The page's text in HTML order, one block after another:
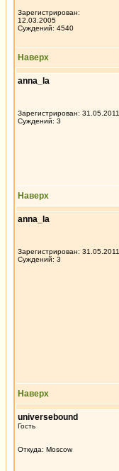
Зарегистрирован:
12.03.2005
Суждений: 4540
Наверх
anna_la
Зарегистрирован: 31.05.2011
Суждений: 3
Наверх
anna_la
Зарегистрирован: 31.05.2011
Суждений: 3
Наверх
universebound
Гость
Откуда: Moscow